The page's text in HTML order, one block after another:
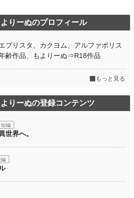
りーぬのプロフィール
ブリスタ、カクヨム、アルファポリス
齢作品、もよりーぬ⇒R18作品
もっと見る
りーぬの登録コンテンツ
短編
世界へ。
編